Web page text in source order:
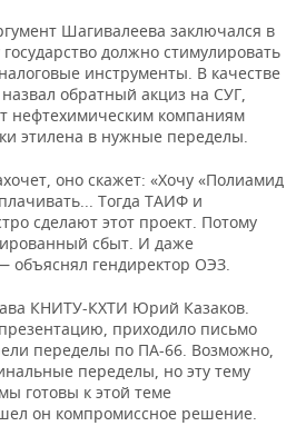
Шагивалеева заключался в
должно стимулировать
инструменты. В качестве
обратный акциз на СУГ,
нефтехимическим компаниям
этилена в нужные переделы.
оно скажет: «Хочу «Полиамид
Тогда ТАИФ и
сделают этот проект. Потому
сбыт. И даже
объяснял гендиректор ОЭЗ.
КНИТУ-КХТИ Юрий Казаков.
приходило письмо
переделы по ПА-66. Возможно,
переделы, но эту тему
готовы к этой теме
он компромиссное решение.